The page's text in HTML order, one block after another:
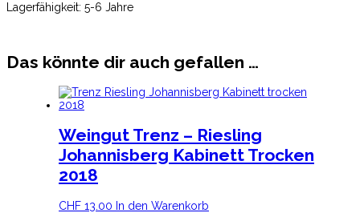
Lagerfähigkeit: 5-6 Jahre
Das könnte dir auch gefallen …
Weingut Trenz – Riesling
Johannisberg Kabinett Trocken
2018
CHF 13.00 In den Warenkorb